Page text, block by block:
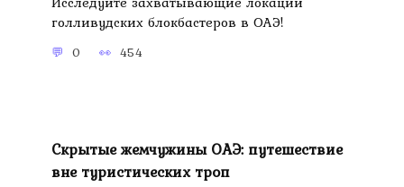
голливудских блокбастеров в ОАЭ!
0 454
Скрытые жемчужины ОАЭ: путешествие
вне туристических троп